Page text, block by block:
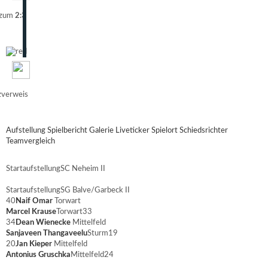
2:3
Aufstellung Spielbericht Galerie Liveticker Spielort Schiedsrichter
Teamvergleich
StartaufstellungSC Neheim II
StartaufstellungSG Balve/Garbeck II
40 Naif Omar
Torwart
Marcel Krause Torwart33
34Dean Wienecke Mittelfeld
Sanjaveen ThangaveeluSturm19
20Jan Kieper Mittelfeld
Antonius Gruschka Mittelfeld24